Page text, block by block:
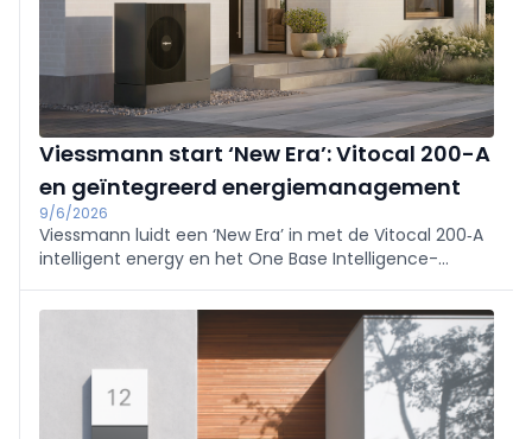
Viessmann start ‘New Era’: Vitocal 200-A
en geïntegreerd energiemanagement
9/6/2026
Viessmann luidt een ‘New Era’ in met de Vitocal 200‑A
intelligent energy en het One Base Intelligence-
Universal Controller bieden geïntegreerde, stille, snel te
installeren totaaloplossingen en extra groeikansen